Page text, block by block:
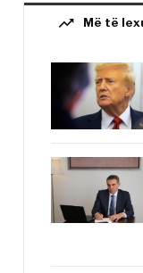
trending_up Më të